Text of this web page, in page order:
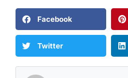
Facebook
Twitter